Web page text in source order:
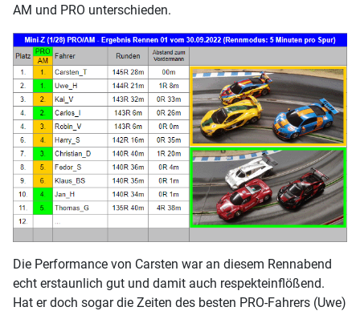
AM und PRO unterschieden.
Die Performance von Carsten war an diesem Rennabend
echt erstaunlich gut und damit auch respekteinflößend.
Hat er doch sogar die Zeiten des besten PRO-Fahrers (Uwe)